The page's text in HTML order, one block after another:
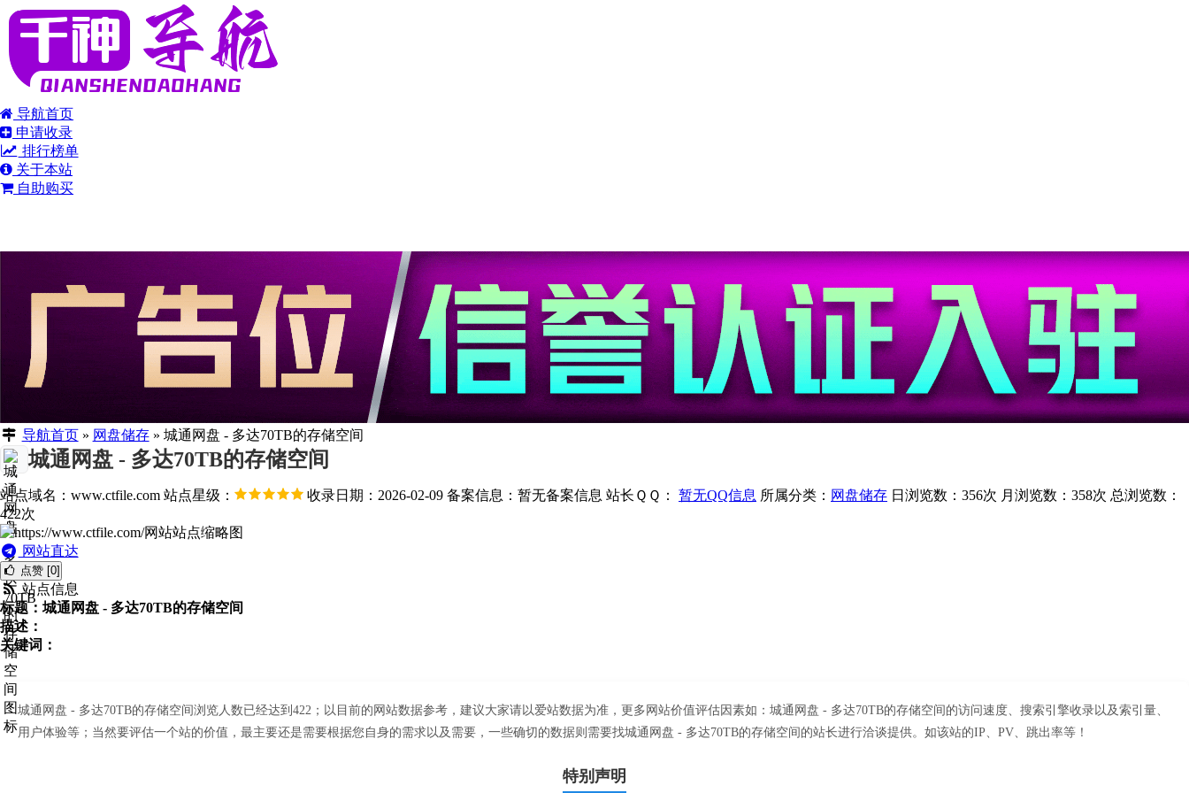
导航首页
申请收录
排行榜单
关于本站
自助购买
导航首页» 网盘储存» 城通网盘 - 多达70TB的存储空间
城通网盘 - 多达70TB的存储空间
站点域名：www.ctfile.com 站点星级： 收录日期：2026-02-09 备案信息： 暂无备案信息 站长ＱＱ： 暂无QQ信息 所属分类： 网盘储存 日浏览数：356次 月浏览数：358次 总浏览数：
422次
网站直达
点赞 [0]
站点信息
标题：城通网盘 - 多达70TB的存储空间
描述：
关键词：
城通网盘 - 多达70TB的存储空间浏览人数已经达到422；以目前的网站数据参考，建议大家请以爱站数据为准，更多网站价值评估因素如：城通网盘 - 多达70TB的存储空间的访问速度、搜索引擎收录以及索引量、
用户体验等；当然要评估一个站的价值，最主要还是需要根据您自身的需求以及需要，一些确切的数据则需要找城通网盘 - 多达70TB的存储空间的站长进行洽谈提供。如该站的IP、PV、跳出率等！
特别声明